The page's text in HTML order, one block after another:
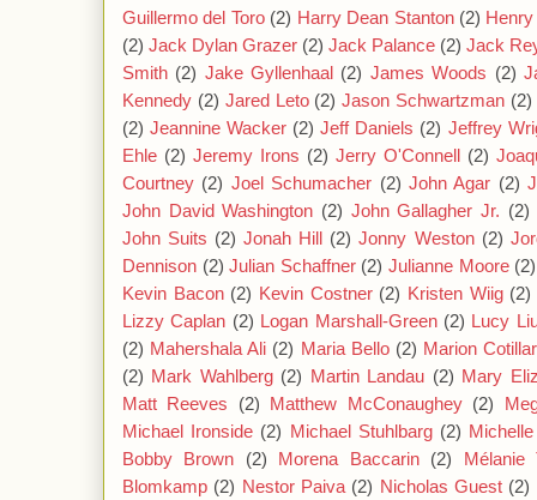
Guillermo del Toro (2) Harry Dean Stanton (2)
(2) Jack Dylan Grazer (2) Jack Palance (2) Jack
Smith (2) Jake Gyllenhaal (2) James Woods (2)
Kennedy (2) Jared Leto (2) Jason Schwartzman (2)
(2) Jeannine Wacker (2) Jeff Daniels (2) Jeffrey
Ehle (2) Jeremy Irons (2) Jerry O'Connell (2)
Courtney (2) Joel Schumacher (2) John Agar (2)
John David Washington (2) John Gallagher Jr. (2)
John Suits (2) Jonah Hill (2) Jonny Weston (2)
Dennison (2) Julian Schaffner (2) Julianne Moore (2)
Kevin Bacon (2) Kevin Costner (2) Kristen Wiig (2)
Lizzy Caplan (2) Logan Marshall-Green (2) Lucy
(2) Mahershala Ali (2) Maria Bello (2) Marion
(2) Mark Wahlberg (2) Martin Landau (2) Mary
Matt Reeves
(2) Matthew McConaughey (2)
Michael Ironside (2) Michael Stuhlbarg (2)
Bobby Brown
(2) Morena Baccarin (2)
Mélanie
Blomkamp (2) Nestor Paiva (2) Nicholas Guest (2)